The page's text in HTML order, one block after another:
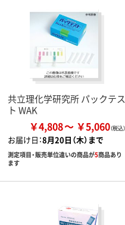
共立理化学研究所 パックテス
ト WAK
￥4,808 ￥5,060
お届け日：8月20日（木）まで
測定項目・販売単位違いの商品が5商品あり
ます